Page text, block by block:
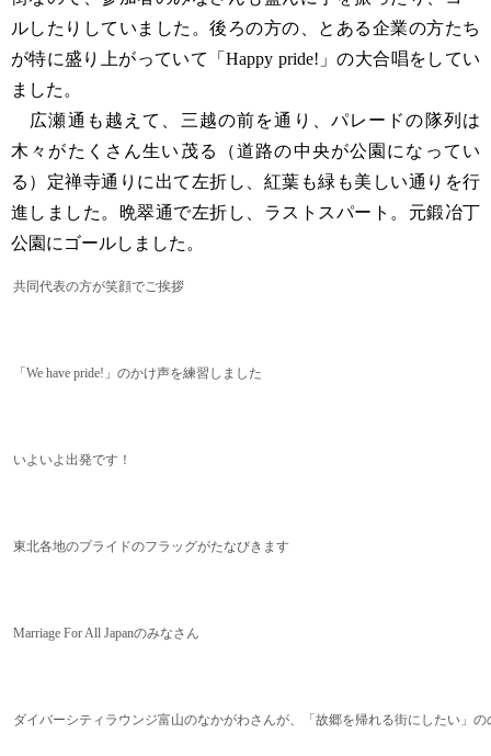
ルしたりしていました。後ろの方の、とある企業の方たち
が特に盛り上がっていて「Happy pride!」の大合唱をしてい
ました。
広瀬通も越えて、三越の前を通り、パレードの隊列は
木々がたくさん生い茂る（道路の中央が公園になってい
る）定禅寺通りに出て左折し、紅葉も緑も美しい通りを行
進しました。晩翠通で左折し、ラストスパート。元鍛冶丁
公園にゴールしました。
共同代表の方が笑顔でご挨拶
「We have pride!」のかけ声を練習しました
いよいよ出発です！
東北各地のプライドのフラッグがたなびきます
Marriage For All Japanのみなさん
ダイバーシティラウンジ富山のなかがわさんが、「故郷を帰れる街にしたい」